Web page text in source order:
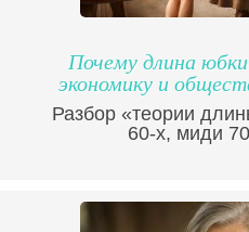
Почему длина
экономику и
Разбор «теории
60-х, миди